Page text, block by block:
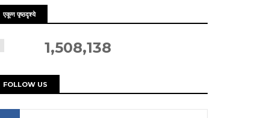
एकूण पृष्ठदृश्ये
1,508,138
FOLLOW US